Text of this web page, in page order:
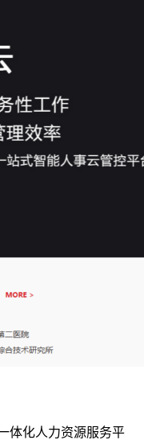
体化人力资源服务平